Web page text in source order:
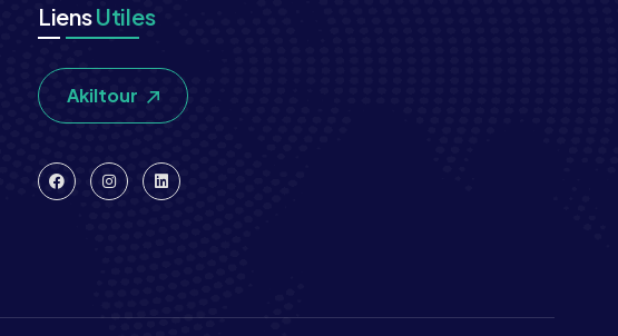
LiensUtiles
Akiltour